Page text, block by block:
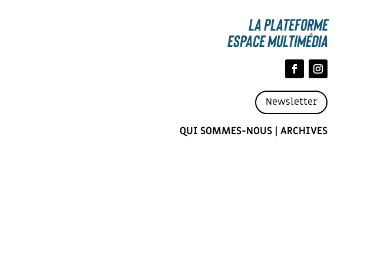
La Plateforme
espace multimédia
Newsletter
QUI SOMMES-NOUS| ARCHIVES